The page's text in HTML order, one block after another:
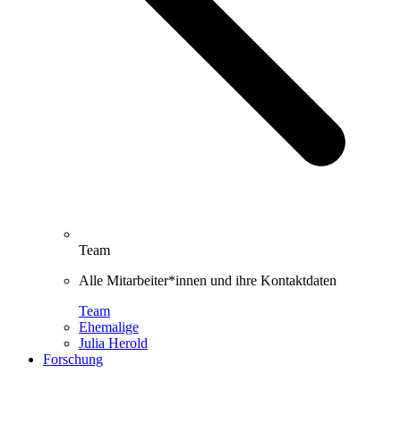
Team
Alle Mitarbeiter*innen und ihre Kontaktdaten
Team
Ehemalige
Julia Herold
Forschung